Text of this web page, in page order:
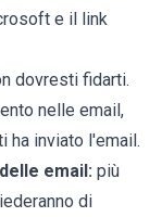
e il link
dovresti fidarti.
nelle email,
ha inviato l'email.
email: più
di